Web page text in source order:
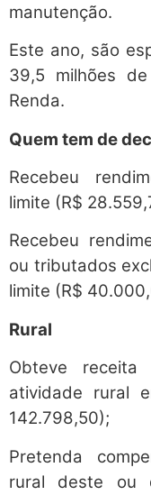
manutenção.
Este ano, são
39,5 milhões
Renda.
Quem tem de
Recebeu
limite (R$
Recebeu
ou tributados
limite (R$
Rural
Obteve
atividade rural
142.798,50);
Pretenda
rural deste ou